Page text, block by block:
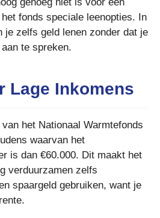
fonds speciale leenopties. In
je zelfs geld lenen zonder dat je
te spreken.
Lage Inkomens
het Nationaal Warmtefonds
waarvan het
is dan €60.000. Dit maakt het
verduurzamen zelfs
spaargeld gebruiken, want je